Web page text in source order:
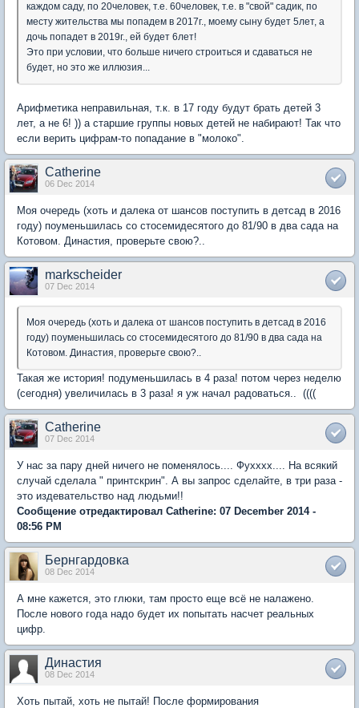
каждом саду, по 20человек, т.е. 60человек, т.е. в "свой" садик, по
месту жительства мы попадем в 2017г., моему сыну будет 5лет, а
дочь попадет в 2019г., ей будет 6лет!
Это при условии, что больше ничего строиться и сдаваться не
будет, но это же иллюзия...
Арифметика неправильная, т.к. в 17 году будут брать детей 3
лет, а не 6! )) а старшие группы новых детей не набирают! Так что
если верить цифрам-то попадание в "молоко".
Catherine
06 Dec 2014
Моя очередь (хоть и далека от шансов поступить в детсад в 2016
году) поуменьшилась со стосемидесятого до 81/90 в два сада на
Котовом. Династия, проверьте свою?..
markscheider
07 Dec 2014
Моя очередь (хоть и далека от шансов поступить в детсад в 2016
году) поуменьшилась со стосемидесятого до 81/90 в два сада на
Котовом. Династия, проверьте свою?..
Такая же история! подуменьшилась в 4 раза! потом через неделю
(сегодня) увеличилась в 3 раза! я уж начал радоваться.. ((((
Catherine
07 Dec 2014
У нас за пару дней ничего не поменялось.... Фухххх.... На всякий
случай сделала " принтскрин". А вы запрос сделайте, в три раза -
это издевательство над людьми!!
Сообщение отредактировал Catherine: 07 December 2014 -
08:56 PM
Бернгардовка
08 Dec 2014
А мне кажется, это глюки, там просто еще всё не налажено.
После нового года надо будет их попытать насчет реальных
цифр.
Династия
08 Dec 2014
Хоть пытай, хоть не пытай! После формирования